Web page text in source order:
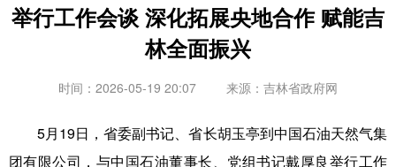
举行工作会谈 深化拓展央地合作 赋能吉
林全面振兴
时间：2026-05-19 20:07 来源： 吉林省政府网
5月19日，省委副书记、省长胡玉亭到中国石油天然气集
团有限公司，与中国石油董事长、党组书记戴厚良举行工作